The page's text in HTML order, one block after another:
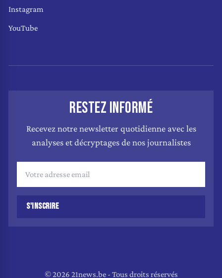
Instagram
YouTube
RESTEZ INFORMÉ
Recevez notre newsletter quotidienne avec les
analyses et décryptages de nos journalistes
S'INSCRIRE
© 2026 21news.be - Tous droits réservés